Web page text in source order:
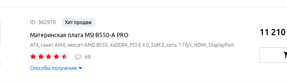
ID: 362970 Хит продаж
Материнская плата MSI B550-A PRO
ATX, сокет AM4, чипсет AMD B550, 4xDDR4, PCI-E 4.0, 2xM.2, сеть: 1 Гб/с, HDMI, DisplayPort
69
Способы получения
11 210